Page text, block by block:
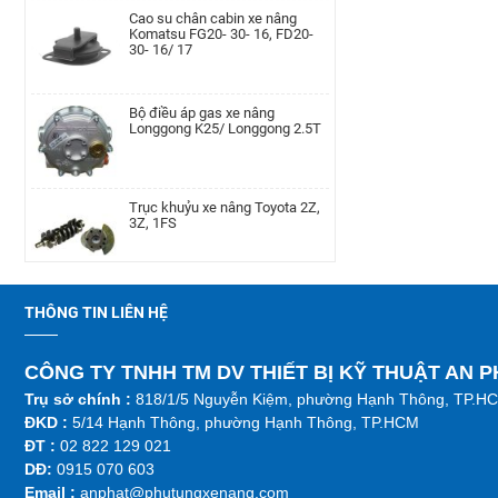
Lọc nhớt xe nâng Nissan TD27,
nâng Linde, 115-02/03, 336-
02/03, 350, 386, 391, 392, 393,
394, 396
Trụ khung cabin xe nâng Tcm,
FD20~30T3CD/CS-A
Komatsu FG20- 30- 16, FD20-
30- 16/ 17
Longgong K25/ Longgong 2.5T
Trục khuỷu xe nâng Toyota 2Z,
3Z, 1FS
TD42, QD32
D4BB,4LB1
THÔNG TIN LIÊN HỆ
CÔNG TY TNHH TM DV THIẾT BỊ KỸ THUẬT AN
Trụ sở chính : 818/1/5 Nguyễn Kiệm, phường Hạnh Thông,
ĐKD : 5/14 Hạnh Thông, phường Hạnh Thông, TP.HCM
ĐT : 02 822 129 021
DĐ: 0915 070 603
Email : anphat@phutungxenang.com